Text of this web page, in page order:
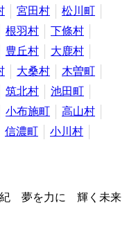
宮田村
松川町
根羽村
下條村
豊丘村
大鹿村
大桑村
木曽町
筑北村
池田町
小布施町
高山村
信濃町
小川村
紀 夢を力に 輝く未来